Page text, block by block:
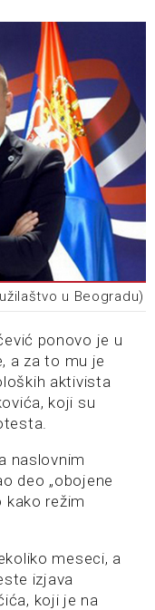
u Beogradu)
ponovo je u
a za to mu je
aktivista
koji su
naslovnim
deo „obojene
kako režim
meseci, a
izjava
koji je na